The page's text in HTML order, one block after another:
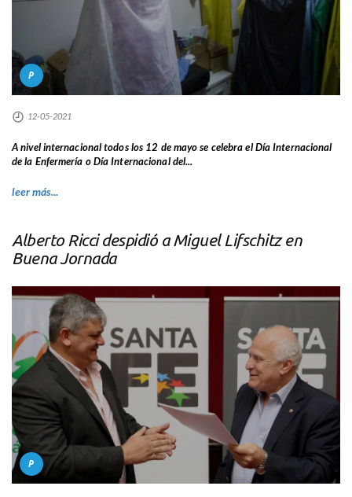
P
12-05-2021
A nivel internacional todos los 12 de mayo se celebra el Día Internacional
de la Enfermería o Día Internacional del...
leer más...
Alberto Ricci despidió a Miguel Lifschitz en
Buena Jornada
P